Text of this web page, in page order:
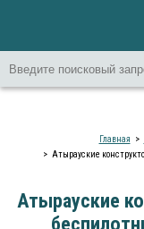
Главная
Атырауские
Атырауские